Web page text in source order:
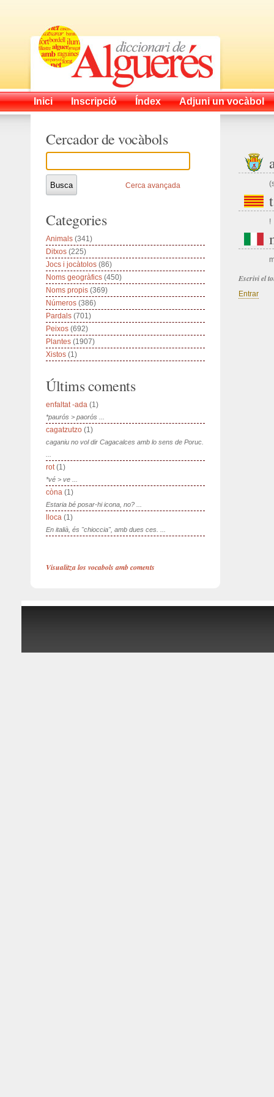
Inici Inscripció Índex Adjuni un vocàbol
!
Escrivi el
Entrar
Cercador de vocàbols
Cerca avançada
Categories
Animals (341)
Ditxos (225)
Jocs i jocàtolos (86)
Noms geogràfics (450)
Noms propis (369)
Números (386)
Pardals (701)
Peixos (692)
Plantes (1907)
Xistos (1)
Últims coments
enfaltat -ada (1)
*paurós > paorós ...
cagatzutzo (1)
caganiu no vol dir Cagacalces amb lo sens de Poruc.
rot(1)
*vé > ve ...
còna (1)
Estaria bé posar-hi icona, no? ...
lloca (1)
En italià, és "chioccia", amb dues ces. ...
Visualitza los vocabols amb coments